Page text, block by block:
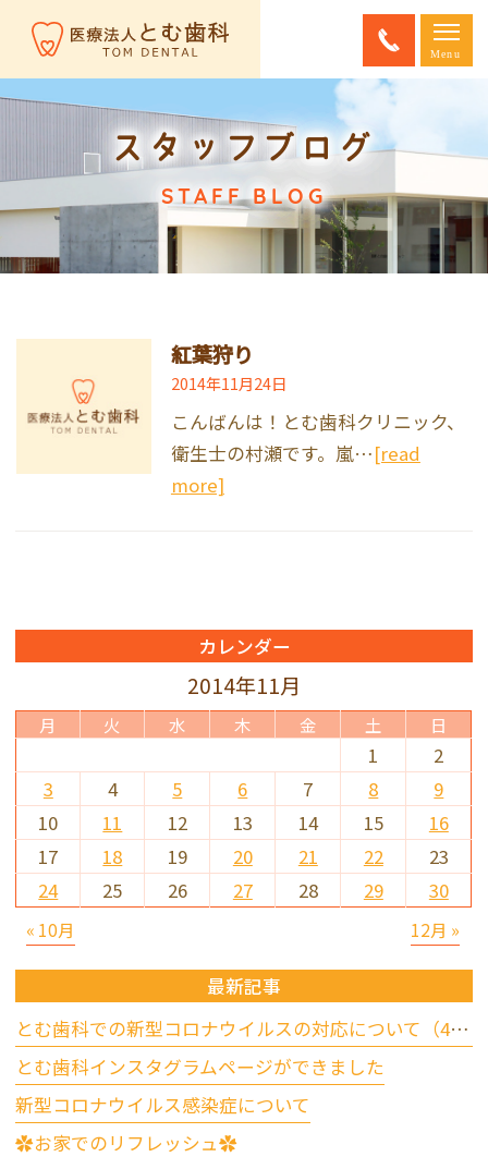
スタッフブログ
STAFF BLOG
紅葉狩り
2014年11月24日
こんばんは！とむ歯科クリニック、
衛生士の村瀬です。嵐…[read
more]
カレンダー
2014年11月
月 火 水 木 金 土 日
« 10月 12月 »
1
2
3
4 5 6 7 8
9
10
11 12 13 14 15
16
17
18 19 20 21 22
23
24
25 26 27 28 29 30
最新記事
とむ歯科での新型コロナウイルスの対応について（4/17更新）
とむ歯科インスタグラムページができました
新型コロナウイルス感染症について
✿お家でのリフレッシュ✿